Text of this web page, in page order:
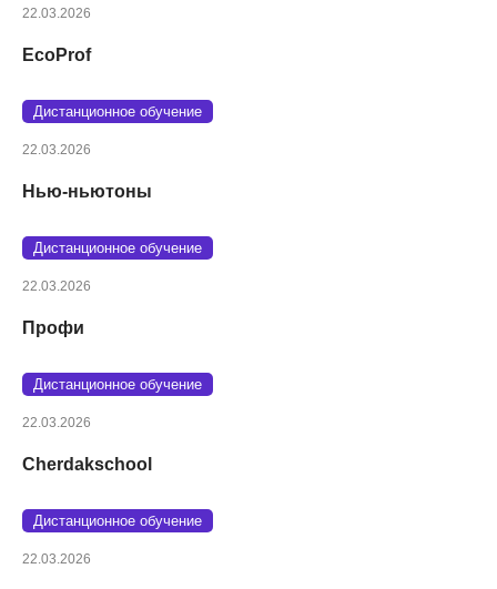
22.03.2026
EcoProf
Дистанционное обучение
22.03.2026
Нью-ньютоны
Дистанционное обучение
22.03.2026
Профи
Дистанционное обучение
22.03.2026
Cherdakschool
Дистанционное обучение
22.03.2026